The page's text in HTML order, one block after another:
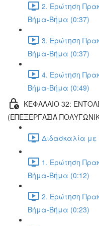
2. Ερώτηση
Βήμα-Βήμα (0:37)
3. Ερώτηση
Βήμα-Βήμα (0:37)
4. Ερώτηση
Βήμα-Βήμα (0:49)
ΚΕΦΑΛΑΙΟ 32:
(ΕΠΕΞΕΡΓΑΣΙΑ
Διδασκαλία με
1. Ερώτηση
Βήμα-Βήμα (0:12)
2. Ερώτηση
Βήμα-Βήμα (0:23)